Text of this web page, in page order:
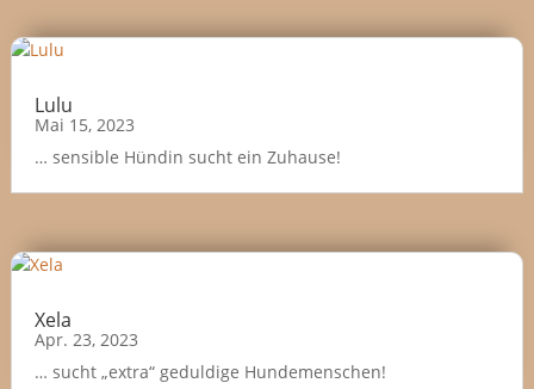
Lulu
Mai 15, 2023
… sensible Hündin sucht ein Zuhause!
Xela
Apr. 23, 2023
… sucht „extra“ geduldige Hundemenschen!